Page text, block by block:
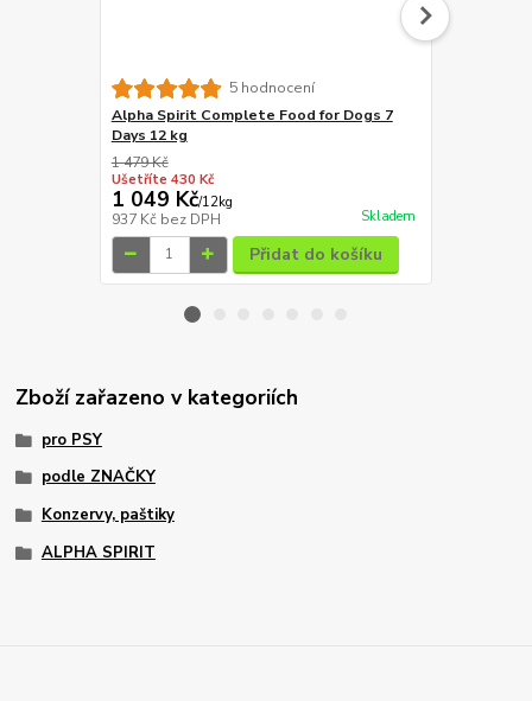
5 hodnocení
Alpha Spirit Complete Food for Dogs 7
Days 12 kg
1 479 Kč
Ušetříte 430 Kč
1 049 Kč/12kg
937 Kč bez DPH Skladem
Přidat do košíku
Zboží zařazeno v kategoriích
pro PSY
podle ZNAČKY
Konzervy, paštiky
ALPHA SPIRIT